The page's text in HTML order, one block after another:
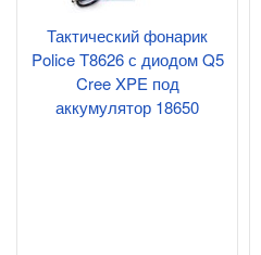
Тактический фонарик
Police T8626 с диодом Q5
Cree XPE под
аккумулятор 18650